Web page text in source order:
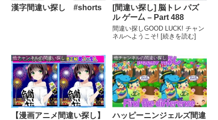
漢字間違い探し #shorts
[間違い探し] 脳トレ パズ
ル ゲー厶 – Part 488
間違い探しGOOD LUCK! チャン
ネルへようこそ! [続きを読む]
他チャンネルの間違い探し
【漫画アニメ間違い探し】
他チャンネルの間違い探し
ハッピーニンジェルズ間違